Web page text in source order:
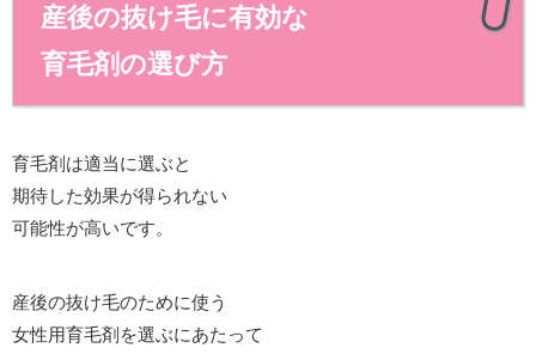
産後の抜け毛に有効な
育毛剤の選び方
育毛剤は適当に選ぶと
期待した効果が得られない
可能性が高いです。
産後の抜け毛のために使う
女性用育毛剤を選ぶにあたって